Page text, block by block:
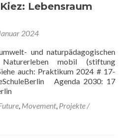
Lebensraum
2024
und naturpädagogischen
mobil (stiftung
auch: Praktikum 2024 # 17-
Agenda 2030: 17
, Movement, Projekte /